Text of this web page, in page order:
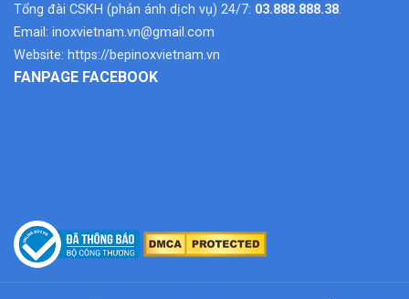
Tổng đài CSKH (phản ánh dịch vụ) 24/7: 03.888.888.38.
Email: inoxvietnam.vn@gmail.com
Website: https://bepinoxvietnam.vn
FANPAGE FACEBOOK